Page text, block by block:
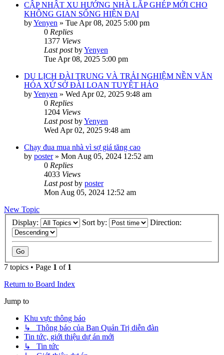
CẬP NHẬT XU HƯỚNG NHÀ LẮP GHÉP MỚI CHO
KHÔNG GIAN SỐNG HIỆN ĐẠI
byYenyen » Tue Apr 08, 2025 5:00 pm
0 Replies
1377 Views
Last postbyYenyen
Tue Apr 08, 2025 5:00 pm
DU LỊCH ĐÀI TRUNG VÀ TRẢI NGHIỆM NỀN VĂN
HÓA XỨ SỞ ĐÀI LOAN TUYỆT HẢO
byYenyen » Wed Apr 02, 2025 9:48 am
0 Replies
1204 Views
Last postbyYenyen
Wed Apr 02, 2025 9:48 am
Chạy đua mua nhà vì sợ giá tăng cao
by poster» Mon Aug 05, 2024 12:52 am
0 Replies
4033 Views
Last postby poster
Mon Aug 05, 2024 12:52 am
New Topic
Display:
Sort by: Direction:
7 topics • Page 1 of 1
Return to Board Index
Jump to
Khu vực thông báo
↳ Thông báo của Ban Quản Trị diễn đàn
Tin tức, giới thiệu dự án mới
↳ Tin tức